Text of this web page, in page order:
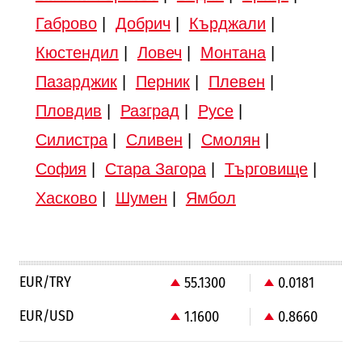
Габрово| Добрич Кърджали
Кюстендил
Ловеч Монтана|
Пазарджик| Перник| Плевен
Пловдив
Разград Русе|
Силистра| Сливен Смолян
София
Стара Загора| Търговище|
Хасково| Шумен Ямбол
EUR/TRY 55.1300
0.0181
EUR/USD
1.1600 0.8660